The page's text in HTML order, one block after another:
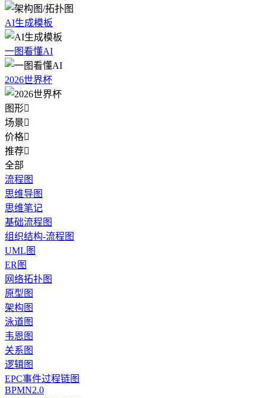
AI生成模板
一图看懂AI
2026世界杯
图形
场景
价格
推荐
全部
流程图
思维导图
思维笔记
基础流程图
组织结构-流程图
UML图
ER图
网络拓扑图
原型图
架构图
泳道图
韦恩图
关系图
逻辑图
EPC事件过程链图
BPMN2.0